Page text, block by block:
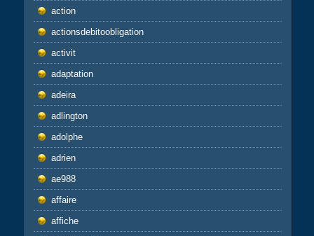
action
actionsdebitoobligation
activit
adaptation
adeira
adlington
adolphe
adrien
ae988
affaire
affiche